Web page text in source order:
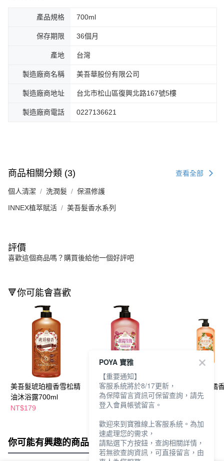
產品規格 700ml
保存期限 36個月
產地 台灣
製造廠商名稱 美吾華股份有限公司
製造廠商地址 台北市松山區復興北路167號5樓
製造廠商電話 0227136621
商品相關分類 (3) 查看全部
個人清潔 洗潤髮 保濕修護
INNEX植萃賦活 美吾髮香水系列
評價
喜歡這個商品嗎？購買後給他一個好評吧
🔻你可能會喜歡
美吾髮琥珀檀香雪松精
油沐浴露700ml
NT$179
美吾髮晨霧玫瑰奢香洗
髮露700ml
NT$169
美吾髮陽光甜橘
髮露700ml
你可能有興趣的商品 全站排行
POYA 寶雅
【重要通知】
客服系統將於8/17更新，
為保障留言資訊可保留查詢，請先
登入會員帳號留言。
歡迎來到寶雅線上客服系統。為加
速處理您的需求，
請點選下方按鈕，查詢相關詳情，
若無欲查詢資訊，可直接留言，由